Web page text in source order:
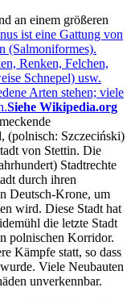
an einem größeren
ist eine Gattung von
(Salmoniformes).
Renken, Felchen,
Schnepel) usw.
Arten stehen; viele
Siehe Wikipedia.org
(polnisch: Szczeciński)
von Stettin. Die
Stadtrechte
durch ihren
Deutsch-Krone, um
wird. Diese Stadt hat
die letzte Stadt
polnischen Korridor.
Kämpfe statt, so dass
Viele Neubauten
unverkennbar.